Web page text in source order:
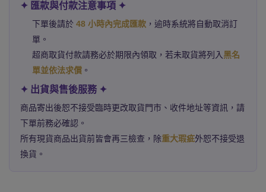
✦ 匯款與付款注意事項 ✦
下單後請於 48 小時內完成匯款 ，逾時系統將自動取消訂
單。
超商取貨付款請務必於期限內領取，若未取貨將列入 黑名
單並依法求償 。
✦ 出貨與售後服務 ✦
商品寄出後恕不接受臨時更改取貨門市、收件地址等資訊，請
下單前務必確認。
所有現貨商品出貨前皆會再三檢查，除重大瑕疵外恕不接受退
換貨。